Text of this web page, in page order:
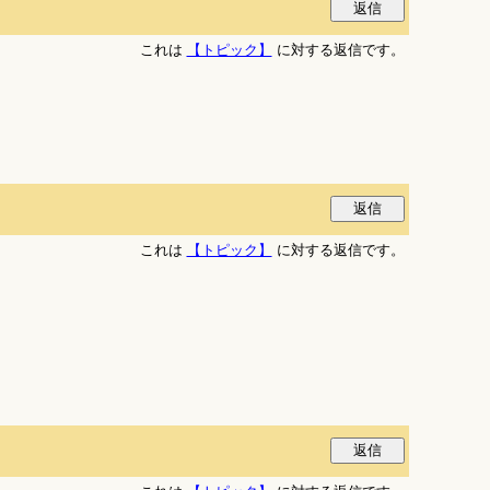
これは
【トピック】 に対する返信です。
これは
【トピック】 に対する返信です。